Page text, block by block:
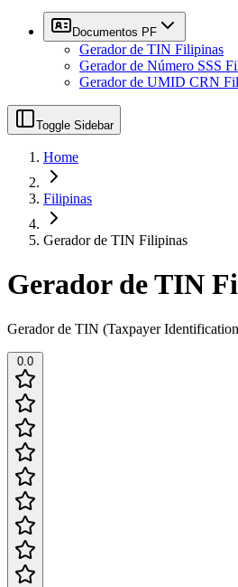
Documentos PF
Gerador de TIN Filipinas
Gerador de Número SSS
Gerador de UMID CRN
Toggle Sidebar
Home
Filipinas
Gerador de TIN Filipinas
Gerador de TIN
Gerador de TIN (Taxpayer
0.0